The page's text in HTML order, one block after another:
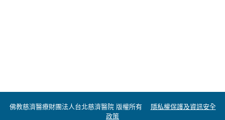
佛教慈濟醫療財團法人台北慈濟醫院 版權所有 隱私權保護及資訊安全
政策